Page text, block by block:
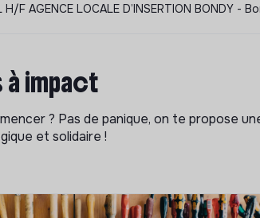
H/F AGENCE LOCALE D’INSERTION
impact
? Pas de panique, on te propose
et solidaire !